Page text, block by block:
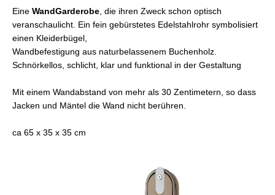
Eine WandGarderobe, die ihren Zweck schon optisch
veranschaulicht. Ein fein gebürstetes Edelstahlrohr symbolisiert
einen Kleiderbügel,
Wandbefestigung aus naturbelassenem Buchenholz.
Schnörkellos, schlicht, klar und funktional in der Gestaltung
Mit einem Wandabstand von mehr als 30 Zentimetern, so dass
Jacken und Mäntel die Wand nicht berühren.
ca 65 x 35 x 35 cm